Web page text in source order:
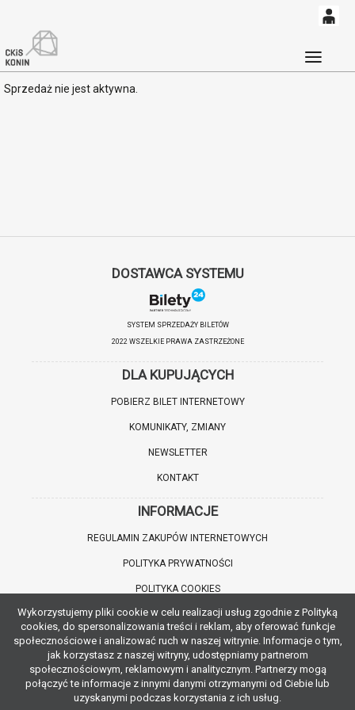
0,00
PLN
Sprzedaż nie jest aktywna.
DOSTAWCA SYSTEMU
SYSTEM SPRZEDAŻY BILETÓW
2022 WSZELKIE PRAWA ZASTRZEŻONE
DLA KUPUJĄCYCH
POBIERZ BILET INTERNETOWY
KOMUNIKATY, ZMIANY
NEWSLETTER
KONTAKT
INFORMACJE
REGULAMIN ZAKUPÓW INTERNETOWYCH
POLITYKA PRYWATNOŚCI
POLITYKA COOKIES
WARTO WIEDZIEĆ
INFORMACJE O ZNIŻKACH
JAK DOJECHAĆ
Wykorzystujemy pliki cookie w celu realizacji usług zgodnie z Polityką
cookies, do spersonalizowania treści i reklam, aby oferować funkcje
społecznościowe i analizować ruch w naszej witrynie. Informacje o tym,
jak korzystasz z naszej witryny, udostępniamy partnerom
społecznościowym, reklamowym i analitycznym. Partnerzy mogą
połączyć te informacje z innymi danymi otrzymanymi od Ciebie lub
uzyskanymi podczas korzystania z ich usług.